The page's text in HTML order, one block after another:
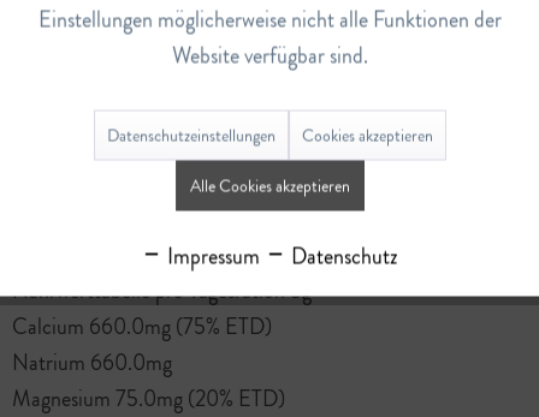
Art.Nr.
2000100048914
Nährwerttabelle pro Tagesration 5g
Calcium 660.0mg (75% ETD)
Natrium 660.0mg
Magnesium 75.0mg (20% ETD)
Einstellungen möglicherweise nicht alle Funktionen der
Website verfügbar sind.
Datenschutzeinstellungen Cookies akzeptieren
Alle Cookies akzeptieren
Impressum Datenschutz